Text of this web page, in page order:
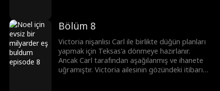
Ancak Victoria Simon'un sıradan bir evsiz
olmadığını bilmiyordur. O hem yakışıklı, çekici
bir milyarder hem de ülkenin bir numaralı
prestijli Savage Grup'un Ceo'sudur. Simon ile
Teksas'a döndükten sonra Victoria kibirli eski
nişanlısı Carl ile karşılaşır. Bu kez kaybettiği
Bölüm 8
Victoria nişanlısı Carl ile birlikte düğün planları
yapmak için Teksas'a dönmeye hazırlanır.
Ancak Carl tarafından aşağılanmış ve ihanete
uğramıştır. Victoria ailesinin gözündeki itibarını